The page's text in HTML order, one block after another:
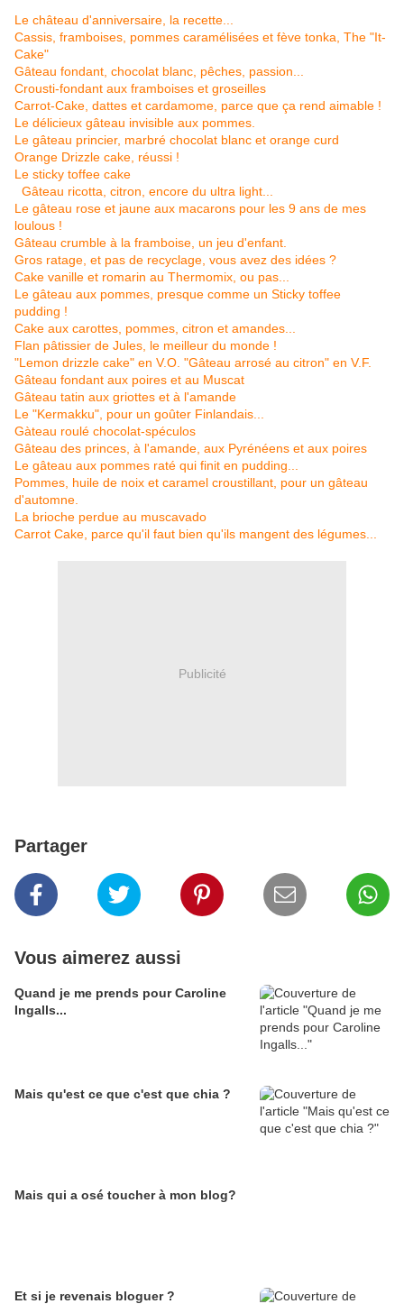
Le château d'anniversaire, la recette...
Cassis, framboises, pommes caramélisées et fève tonka, The "It-
Cake"
Gâteau fondant, chocolat blanc, pêches, passion...
Crousti-fondant aux framboises et groseilles
Carrot-Cake, dattes et cardamome, parce que ça rend aimable !
Le délicieux gâteau invisible aux pommes.
Le gâteau princier, marbré chocolat blanc et orange curd
Orange Drizzle cake, réussi !
Le sticky toffee cake
Gâteau ricotta, citron, encore du ultra light...
Le gâteau rose et jaune aux macarons pour les 9 ans de mes
loulous !
Gâteau crumble à la framboise, un jeu d'enfant.
Gros ratage, et pas de recyclage, vous avez des idées ?
Cake vanille et romarin au Thermomix, ou pas...
Le gâteau aux pommes, presque comme un Sticky toffee
pudding !
Cake aux carottes, pommes, citron et amandes...
Flan pâtissier de Jules, le meilleur du monde !
"Lemon drizzle cake" en V.O. "Gâteau arrosé au citron" en V.F.
Gâteau fondant aux poires et au Muscat
Gâteau tatin aux griottes et à l'amande
Le "Kermakku", pour un goûter Finlandais...
Gàteau roulé chocolat-spéculos
Gâteau des princes, à l'amande, aux Pyrénéens et aux poires
Le gâteau aux pommes raté qui finit en pudding...
Pommes, huile de noix et caramel croustillant, pour un gâteau
d'automne.
La brioche perdue au muscavado
Carrot Cake, parce qu'il faut bien qu'ils mangent des légumes...
Publicité
Partager
Vous aimerez aussi
Quand je me prends pour Caroline
Ingalls...
Mais qu'est ce que c'est que chia ?
Mais qui a osé toucher à mon blog?
Et si je revenais bloguer ?